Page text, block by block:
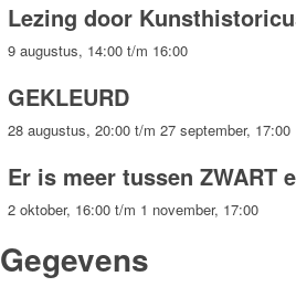
Lezing door
9 augustus, 14:00 t/m 16:00
GEKLEURD
28 augustus, 20:00 t/m 27 september, 17:00
Er is meer tussen ZWART
2 oktober, 16:00 t/m 1 november, 17:00
Gegevens